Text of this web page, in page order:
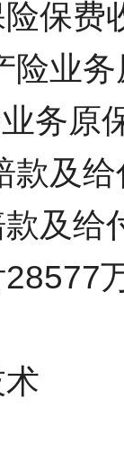
保费
险业
务原
款及
及给